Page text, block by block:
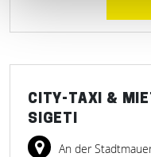
CITY-TAXI &
SIGETI
An der